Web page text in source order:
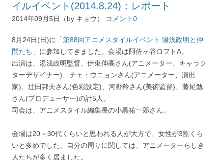
イルイベント(2014.8.24)：レポート
2014年09月5日（by キョウ） コメント0
8月24日(日)に
「第88回アニメスタイルイベント 湯浅政明と仲
間たち」 に参加してきました。会場は阿佐ヶ谷ロフトA。
出演は、湯浅政明監督、伊東伸高さん(アニメーター、キャラク
ターデザイナー)、チェ・ウニョンさん(アニメーター、演出
家)、辻田邦夫さん(色彩設定)、河野羚さん(美術監督)、藤尾勉
さん(プロデューサー)の計5人。
司会は、アニメスタイル編集長の小黒祐一郎さん。
会場は20～30代くらいと思われる人が大方で、女性が3割くら
いと多めでした。自分の周りに関しては、アニメーターらしき
人たちが多く居ました。